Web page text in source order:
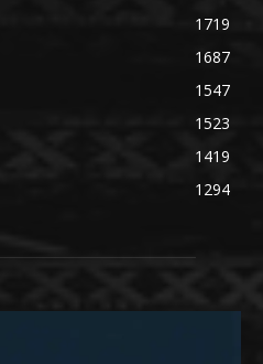
1719
1687
1547
1523
1419
1294